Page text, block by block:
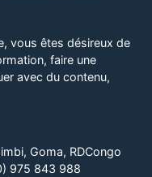
vous êtes désireux de
faire une
avec du contenu,
Goma, RDCongo
975 843 988